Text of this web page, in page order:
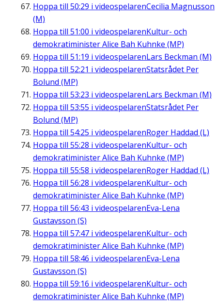
Hoppa till 50:29 i videospelarenCecilia Magnusson
(M)
Hoppa till 51:00 i videospelarenKultur- och
demokratiminister Alice Bah Kuhnke (MP)
Hoppa till 51:19 i videospelarenLars Beckman (M)
Hoppa till 52:21 i videospelarenStatsrådet Per
Bolund (MP)
Hoppa till 53:23 i videospelarenLars Beckman (M)
Hoppa till 53:55 i videospelarenStatsrådet Per
Bolund (MP)
Hoppa till 54:25 i videospelarenRoger Haddad (L)
Hoppa till 55:28 i videospelarenKultur- och
demokratiminister Alice Bah Kuhnke (MP)
Hoppa till 55:58 i videospelarenRoger Haddad (L)
Hoppa till 56:28 i videospelarenKultur- och
demokratiminister Alice Bah Kuhnke (MP)
Hoppa till 56:43 i videospelarenEva-Lena
Gustavsson (S)
Hoppa till 57:47 i videospelarenKultur- och
demokratiminister Alice Bah Kuhnke (MP)
Hoppa till 58:46 i videospelarenEva-Lena
Gustavsson (S)
Hoppa till 59:16 i videospelarenKultur- och
demokratiminister Alice Bah Kuhnke (MP)